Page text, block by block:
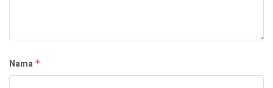
Nama *